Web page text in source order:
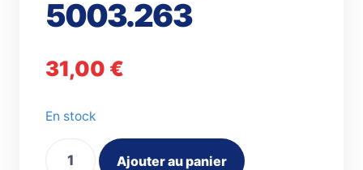
5003.263
31,00 €
En stock
Ajouter au panier